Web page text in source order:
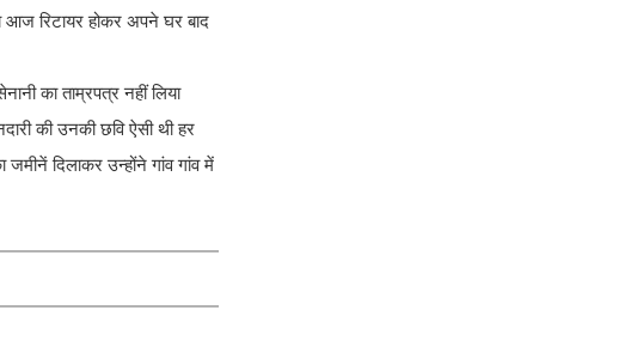
आज रिटायर होकर अपने घर बाद
का ताम्रपत्र नहीं लिया
की उनकी छवि ऐसी थी हर
दिलाकर उन्होंने गांव गांव में